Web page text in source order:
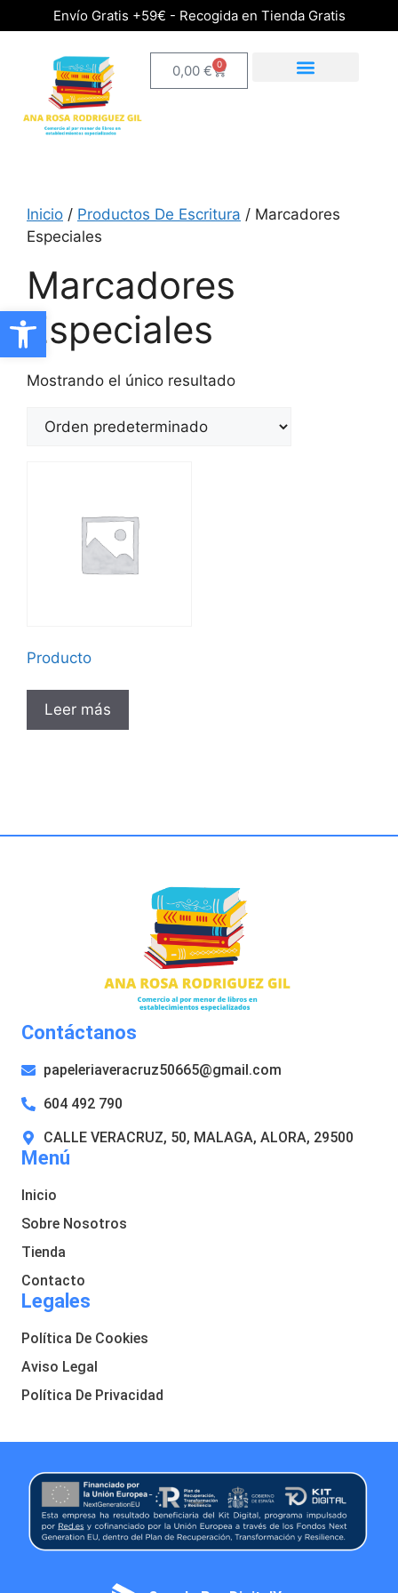
Abrir barra de herramientas
Envío Gratis +59€ - Recogida en Tienda Gratis
0,00 € 0
Inicio / Productos De Escritura / Marcadores
Especiales
Marcadores
Especiales
Mostrando el único resultado
Producto
Leer más
Menú
Inicio
Sobre Nosotros
Tienda
Contacto
Legales
Política De Cookies
Aviso Legal
Política De Privacidad
Contáctanos
papeleriaveracruz50665@gmail.com
604 492 790
CALLE VERACRUZ, 50, MALAGA, ALORA, 29500